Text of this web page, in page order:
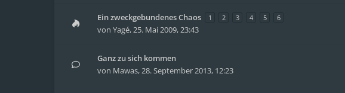
Ein zweckgebundenes Chaos 1 2 3 4 5 6
von Yagé,25. Mai 2009, 23:43
Ganz zu sich kommen
von Mawas,28. September 2013, 12:23